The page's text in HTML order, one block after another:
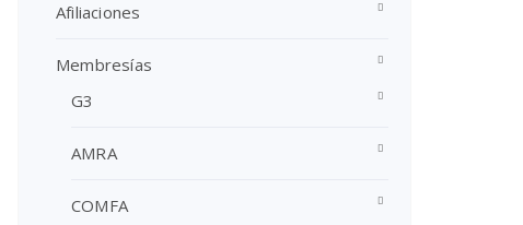
Afiliaciones
Membresías
G3
AMRA
COMFA